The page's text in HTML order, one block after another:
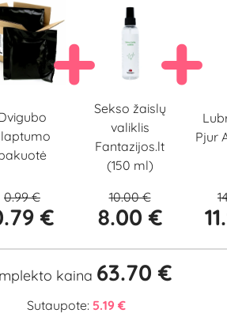
0.99 €
€
Sekso žaislų
valiklis
Fantazijos.lt
(150 ml)
10.00 €
8.00 €
Pjur
kaina 63.70 €
Sutaupote: 5.19 €